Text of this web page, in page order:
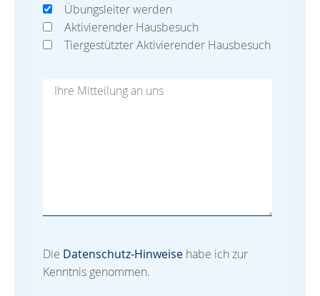
Übungsleiter werden
Aktivierender Hausbesuch
Tiergestützter Aktivierender Hausbesuch
Die Datenschutz-Hinweise habe ich zur
Kenntnis genommen.